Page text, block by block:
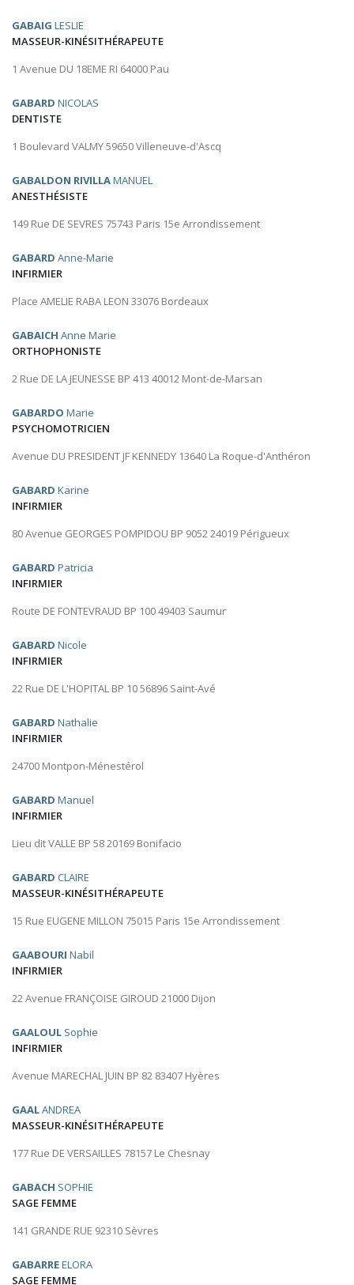
GABAIG LESLIE
MASSEUR-KINÉSITHÉRAPEUTE
1 Avenue DU 18EME RI 64000 Pau
GABARD NICOLAS
DENTISTE
1 Boulevard VALMY 59650 Villeneuve-d'Ascq
GABALDON RIVILLAMANUEL
ANESTHÉSISTE
149 Rue DE SEVRES 75743 Paris 15e Arrondissement
GABARD Anne-Marie
INFIRMIER
Place AMELIE RABA LEON 33076 Bordeaux
GABAICH Anne Marie
ORTHOPHONISTE
2 Rue DE LA JEUNESSE BP 413 40012 Mont-de-Marsan
GABARDO Marie
PSYCHOMOTRICIEN
Avenue DU PRESIDENT JF KENNEDY 13640 La Roque-d'Anthéron
GABARD Karine
INFIRMIER
80 Avenue GEORGES POMPIDOU BP 9052 24019 Périgueux
GABARD Patricia
INFIRMIER
Route DE FONTEVRAUD BP 100 49403 Saumur
GABARD Nicole
INFIRMIER
22 Rue DE L'HOPITAL BP 10 56896 Saint-Avé
GABARD Nathalie
INFIRMIER
24700 Montpon-Ménestérol
GABARD Manuel
INFIRMIER
Lieu dit VALLE BP 58 20169 Bonifacio
GABARD CLAIRE
MASSEUR-KINÉSITHÉRAPEUTE
15 Rue EUGENE MILLON 75015 Paris 15e Arrondissement
GAABOURI Nabil
INFIRMIER
22 Avenue FRANÇOISE GIROUD 21000 Dijon
GAALOUL Sophie
INFIRMIER
Avenue MARECHAL JUIN BP 82 83407 Hyères
GAALANDREA
MASSEUR-KINÉSITHÉRAPEUTE
177 Rue DE VERSAILLES 78157 Le Chesnay
GABACH SOPHIE
SAGE FEMME
141 GRANDE RUE 92310 Sèvres
GABARREELORA
SAGE FEMME